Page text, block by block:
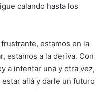
calando hasta los
estamos en la
estamos a la deriva. Con
a intentar una y otra vez,
allá y darle un futuro